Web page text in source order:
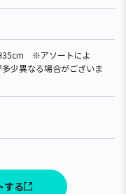
※アソートによ
多少異なる場合がございま
する